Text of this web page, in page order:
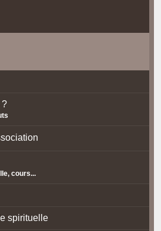
?
cours...
spirituelle